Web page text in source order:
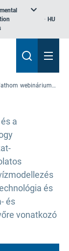
HU
InsuranceERM és Fathom webinárium: mély merülés az árvízkockázat modellezésébe
a
és
és
vonatkozó